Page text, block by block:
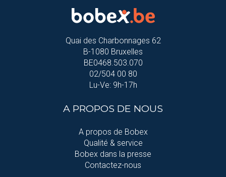
Quai des Charbonnages 62
B-1080 Bruxelles
BE0468.503.070
02/504 00 80
Lu-Ve: 9h-17h
A PROPOS DE NOUS
A propos de Bobex
Qualité & service
Bobex dans la presse
Contactez-nous